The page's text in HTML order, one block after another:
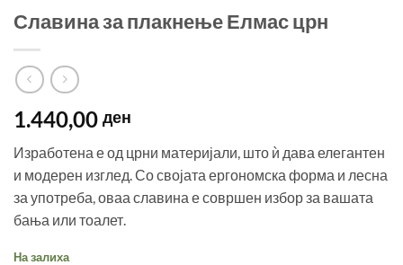
Славина за плакнење Елмас црн
1.440,00 ден
Изработена е од црни материјали, што ѝ дава елегантен
и модерен изглед. Со својата ергономска форма и лесна
за употреба, оваа славина е совршен избор за вашата
бања или тоалет.
На залиха